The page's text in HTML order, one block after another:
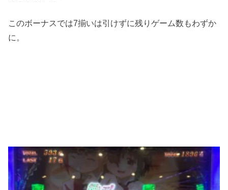
このボーナスでは7揃いは引けずに残りゲーム数もわずか
に。